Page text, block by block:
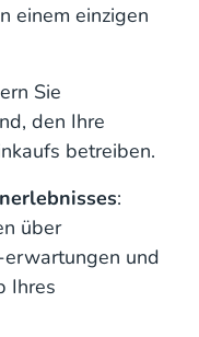
sind keine
keine
der Kunden zu
zur
einem einzigen
Sie
den Ihre
betreiben.
:
über
und
Ihres